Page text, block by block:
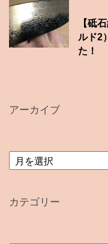
【砥
ルド2
た！
アーカイブ
ア
ー
ブ
カテゴリー